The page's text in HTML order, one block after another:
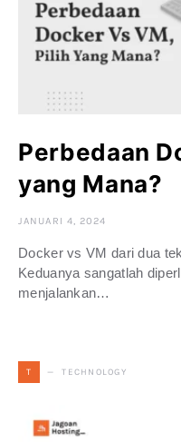
Perbedaan
yang Mana?
JANUARI 4, 2024
Docker vs VM dari dua
Keduanya sangatlah
menjalankan…
T TECHNOLOGY